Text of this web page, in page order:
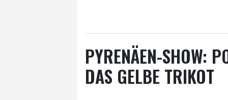
PYRENÄEN-SHOW:
AS GELBE TRIKOT